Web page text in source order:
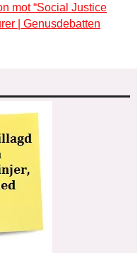
mot “Social Justice
| Genusdebatten